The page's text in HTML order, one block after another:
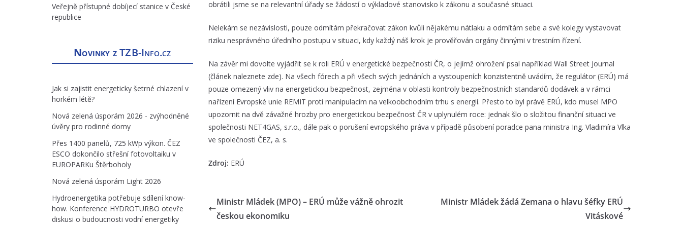
obrátili jsme se na relevantní úřady se žádostí o výkladové stanovisko k zákonu a současné situaci.
Nelekám se nezávislosti, pouze odmítám překračovat zákon kvůli nějakému nátlaku a odmítám sebe a své kolegy vystavovat
riziku nesprávného úředního postupu v situaci, kdy každý náš krok je prověřován orgány činnými v trestním řízení.
Na závěr mi dovolte vyjádřit se k roli ERÚ v energetické bezpečnosti ČR, o jejímž ohrožení psal například Wall Street Journal
(článek naleznete zde). Na všech fórech a při všech svých jednáních a vystoupeních konzistentně uvádím, že regulátor (ERÚ) má
pouze omezený vliv na energetickou bezpečnost, zejména v oblasti kontroly bezpečnostních standardů dodávek a v rámci
nařízení Evropské unie REMIT proti manipulacím na velkoobchodním trhu s energií. Přesto to byl právě ERÚ, kdo musel MPO
upozornit na dvě závažné hrozby pro energetickou bezpečnost ČR v uplynulém roce: jednak šlo o složitou finanční situaci ve
společnosti NET4GAS, s.r.o., dále pak o porušení evropského práva v případě působení poradce pana ministra Ing. Vladimíra Vlka
ve společnosti ČEZ, a. s.
Zdroj: ERÚ
Ministr Mládek (MPO) – ERÚ může vážně ohrozit
českou ekonomiku
Ministr Mládek žádá Zemana o hlavu šéfky ERÚ
Vitáskové
Veřejně přístupné dobíjecí stanice v České
republice
Novinky zTZB-Info.cz
Jak si zajistit energeticky šetrné chlazení v
horkém létě?
Nová zelená úsporám 2026 - zvýhodněné
úvěry pro rodinné domy
Přes 1400 panelů, 725 kWp výkon. ČEZ
ESCO dokončilo střešní fotovoltaiku v
EUROPARKu Štěrboholy
Nová zelená úsporám Light 2026
Hydroenergetika potřebuje sdílení know-
how. Konference HYDROTURBO otevře
diskusi o budoucnosti vodní energetiky